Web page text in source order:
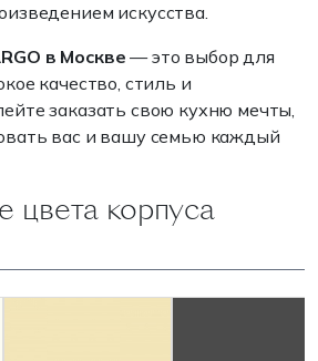
искусства.
в Москве — это выбор для
качество, стиль и
заказать свою кухню мечты,
вас и вашу семью каждый
цвета корпуса